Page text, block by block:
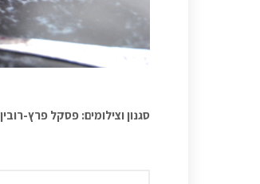
סגנון וצילומים: פסקל פרץ-רובין